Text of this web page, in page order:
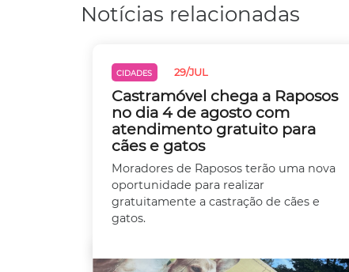
Notícias relacionadas
CIDADES 29/JUL
Castramóvel chega a Raposos
no dia 4 de agosto com
atendimento gratuito para
cães e gatos
Moradores de Raposos terão uma nova
oportunidade para realizar
gratuitamente a castração de cães e
gatos.